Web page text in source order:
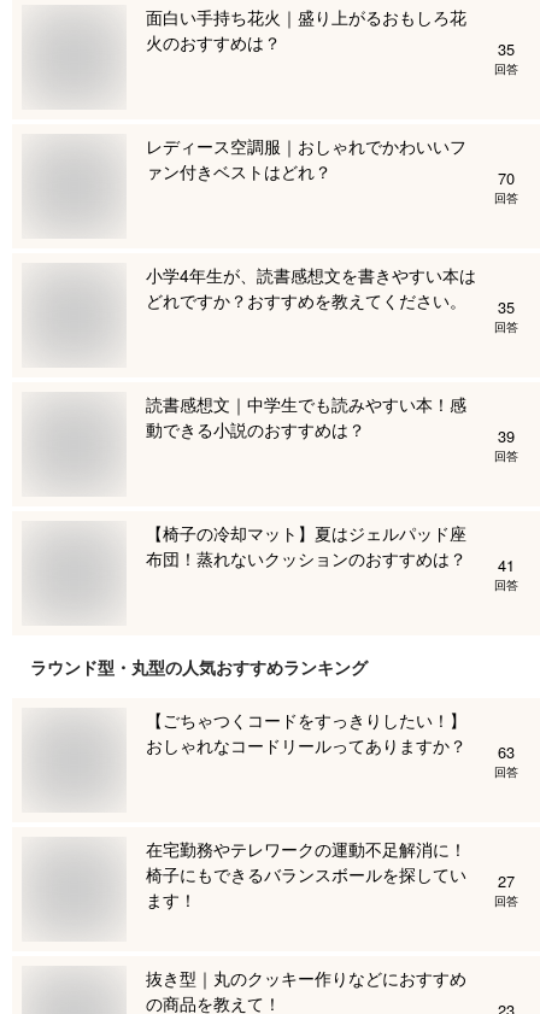
面白い手持ち花火｜盛り上がるおもしろ花
火のおすすめは？
35
回答
レディース空調服｜おしゃれでかわいいフ
ァン付きベストはどれ？
70
回答
小学4年生が、読書感想文を書きやすい本は
どれですか？おすすめを教えてください。
35
回答
読書感想文｜中学生でも読みやすい本！感
動できる小説のおすすめは？
39
回答
【椅子の冷却マット】夏はジェルパッド座
布団！蒸れないクッションのおすすめは？
41
回答
ラウンド型・丸型の人気おすすめランキング
【ごちゃつくコードをすっきりしたい！】
おしゃれなコードリールってありますか？
63
回答
在宅勤務やテレワークの運動不足解消に！
椅子にもできるバランスボールを探してい
ます！
27
回答
抜き型｜丸のクッキー作りなどにおすすめ
の商品を教えて！
23